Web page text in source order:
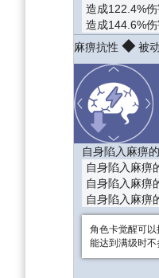
造成122.4%
造成144.6%
麻痹抗性 ◆ 被
自身陷入麻痹
自身陷入麻痹
自身陷入麻痹
自身陷入麻痹
角色卡觉醒可
能达到满级时